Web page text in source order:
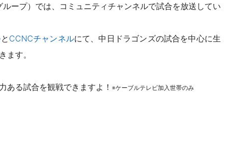
ープ）では、コミュニティチャンネルで試合を放送してい
と CCNCチャンネルにて、中日ドラゴンズの試合を中心に生
ます。
ある試合を観戦できますよ！ ※ケーブルテレビ加入世帯のみ